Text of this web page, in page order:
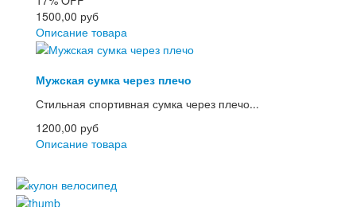
1500,00 руб
Описание товара
Мужская сумка через плечо
Стильная спортивная сумка через плечо...
1200,00 руб
Описание товара